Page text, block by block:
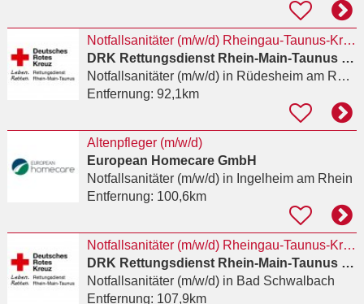
Notfallsanitäter (m/w/d) Rheingau-Taunus-Kreis
DRK Rettungsdienst Rhein-Main-Taunus gGmbH
Notfallsanitäter (m/w/d)in Rüdesheim am Rhein
Entfernung: 92,1km
Altenpfleger (m/w/d)
European Homecare GmbH
Notfallsanitäter (m/w/d)in Ingelheim am Rhein
Entfernung: 100,6km
Notfallsanitäter (m/w/d) Rheingau-Taunus-Kreis
DRK Rettungsdienst Rhein-Main-Taunus gGmbH
Notfallsanitäter (m/w/d)in Bad Schwalbach
Entfernung: 107,9km